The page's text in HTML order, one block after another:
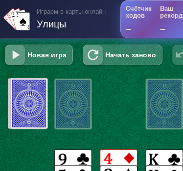
Играем в карты онлайн
Улицы
Счётчик
ходов
–
Ваш
рекорд
–
Новая игра Начать заново